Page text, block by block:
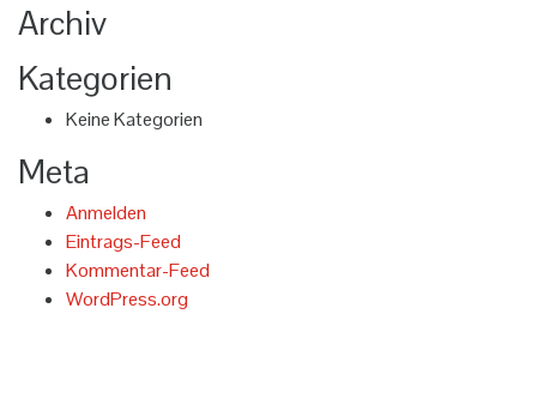
Archiv
Kategorien
Keine Kategorien
Meta
Anmelden
Eintrags-Feed
Kommentar-Feed
WordPress.org